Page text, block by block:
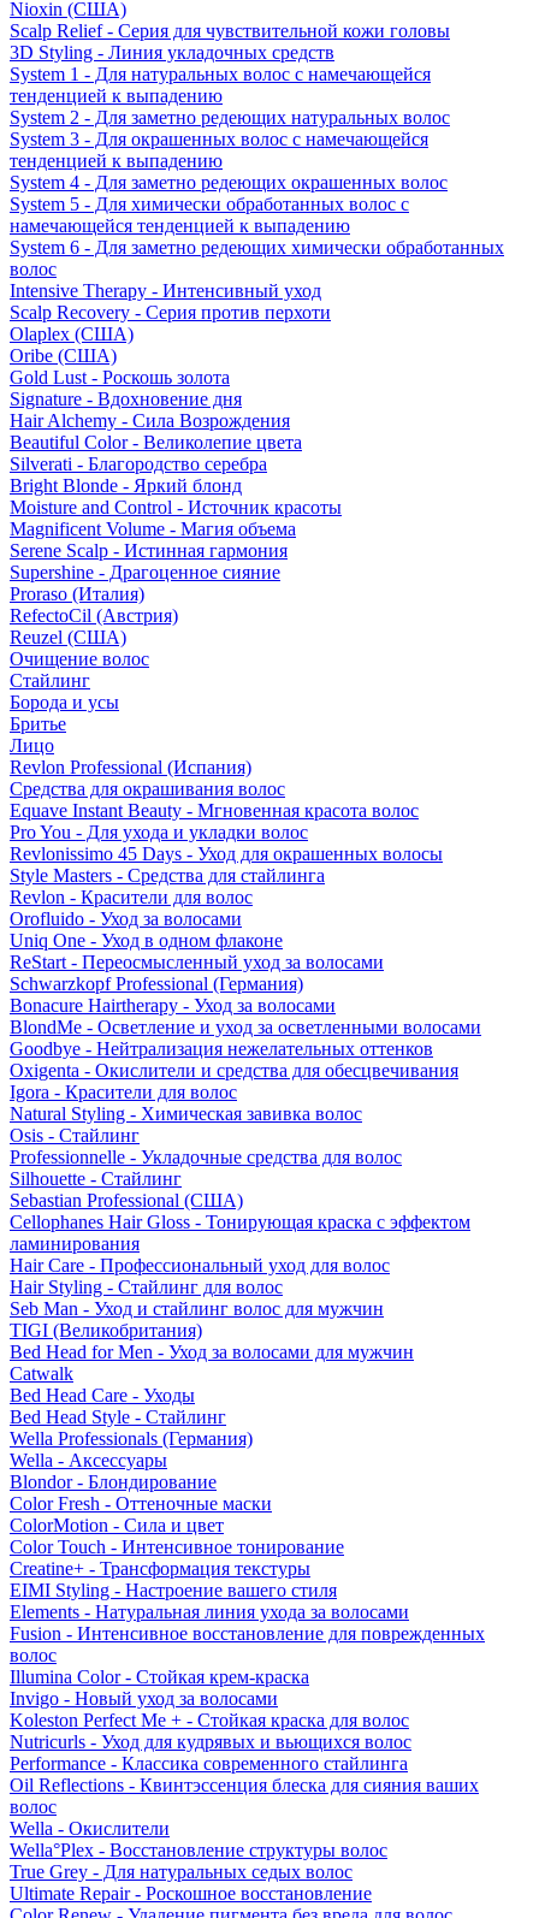
Nioxin (США)
Scalp Relief - Серия для чувствительной кожи головы
3D Styling - Линия укладочных средств
System 1 - Для натуральных волос с намечающейся
тенденцией к выпадению
System 2 - Для заметно редеющих натуральных волос
System 3 - Для окрашенных волос с намечающейся
тенденцией к выпадению
System 4 - Для заметно редеющих окрашенных волос
System 5 - Для химически обработанных волос с
намечающейся тенденцией к выпадению
System 6 - Для заметно редеющих химически обработанных
волос
Intensive Therapy - Интенсивный уход
Scalp Recovery - Серия против перхоти
Olaplex (США)
Oribe (США)
Gold Lust - Роскошь золота
Signature - Вдохновение дня
Hair Alchemy - Сила Возрождения
Beautiful Color - Великолепие цвета
Silverati - Благородство серебра
Bright Blonde - Яркий блонд
Moisture and Control - Источник красоты
Magnificent Volume - Магия объема
Serene Scalp - Истинная гармония
Supershine - Драгоценное сияние
Proraso (Италия)
RefectoCil (Австрия)
Reuzel (США)
Очищение волос
Стайлинг
Борода и усы
Бритье
Лицо
Revlon Professional (Испания)
Средства для окрашивания волос
Equave Instant Beauty - Мгновенная красота волос
Pro You - Для ухода и укладки волос
Revlonissimo 45 Days - Уход для окрашенных волосы
Style Masters - Средства для стайлинга
Revlon - Красители для волос
Orofluido - Уход за волосами
Uniq One - Уход в одном флаконе
ReStart - Переосмысленный уход за волосами
Schwarzkopf Professional (Германия)
Bonacure Hairtherapy - Уход за волосами
BlondMe - Осветление и уход за осветленными волосами
Goodbye - Нейтрализация нежелательных оттенков
Oxigenta - Окислители и средства для обесцвечивания
Igora - Красители для волос
Natural Styling - Химическая завивка волос
Osis - Стайлинг
Professionnelle - Укладочные средства для волос
Silhouette - Стайлинг
Sebastian Professional (США)
Cellophanes Hair Gloss - Тонирующая краска с эффектом
ламинирования
Hair Care - Профессиональный уход для волос
Hair Styling - Стайлинг для волос
Seb Man - Уход и стайлинг волос для мужчин
TIGI (Великобритания)
Bed Head for Men - Уход за волосами для мужчин
Catwalk
Bed Head Care - Уходы
Bed Head Style - Стайлинг
Wella Professionals (Германия)
Wella - Аксессуары
Blondor - Блондирование
Color Fresh - Оттеночные маски
ColorMotion - Сила и цвет
Color Touch - Интенсивное тонирование
Creatine+ - Трансформация текстуры
EIMI Styling - Настроение вашего стиля
Elements - Натуральная линия ухода за волосами
Fusion - Интенсивное восстановление для поврежденных
волос
Illumina Color - Стойкая крем-краска
Invigo - Новый уход за волосами
Koleston Perfect Me + - Стойкая краска для волос
Nutricurls - Уход для кудрявых и вьющихся волос
Performance - Классика современного стайлинга
Oil Reflections - Квинтэссенция блеска для сияния ваших
волос
Wella - Окислители
Wella°Plex - Восстановление структуры волос
True Grey - Для натуральных седых волос
Ultimate Repair - Роскошное восстановление